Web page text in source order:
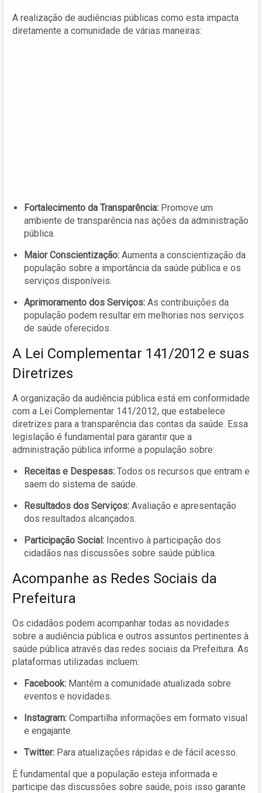
A realização de audiências públicas como esta impacta
diretamente a comunidade de várias maneiras:
Fortalecimento da Transparência: Promove um
ambiente de transparência nas ações da administração
pública.
Maior Conscientização: Aumenta a conscientização da
população sobre a importância da saúde pública e os
serviços disponíveis.
Aprimoramento dos Serviços: As contribuições da
população podem resultar em melhorias nos serviços
de saúde oferecidos.
A Lei Complementar 141/2012 e suas
Diretrizes
A organização da audiência pública está em conformidade
com a Lei Complementar 141/2012, que estabelece
diretrizes para a transparência das contas da saúde. Essa
legislação é fundamental para garantir que a
administração pública informe a população sobre:
Receitas e Despesas: Todos os recursos que entram e
saem do sistema de saúde.
Resultados dos Serviços: Avaliação e apresentação
dos resultados alcançados.
Participação Social: Incentivo à participação dos
cidadãos nas discussões sobre saúde pública.
Acompanhe as Redes Sociais da
Prefeitura
Os cidadãos podem acompanhar todas as novidades
sobre a audiência pública e outros assuntos pertinentes à
saúde pública através das redes sociais da Prefeitura. As
plataformas utilizadas incluem:
Facebook: Mantém a comunidade atualizada sobre
eventos e novidades.
Instagram: Compartilha informações em formato visual
e engajante.
Twitter: Para atualizações rápidas e de fácil acesso.
É fundamental que a população esteja informada e
participe das discussões sobre saúde, pois isso garante